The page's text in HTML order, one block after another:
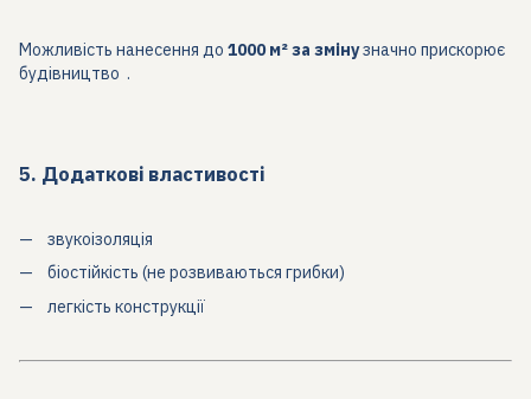
Можливість нанесення до 1000 м² за змінузначно прискорює
будівництво .
5. Додаткові властивості
звукоізоляція
біостійкість (не розвиваються грибки)
легкість конструкції